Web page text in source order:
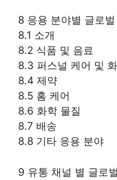
8 응용 분야별 글로
8.1 소개
8.2 식품 및 음료
8.3 퍼스널 케어 및
8.4 제약
8.5 홈 케어
8.6 화학 물질
8.7 배송
8.8 기타 응용 분야
9 유통 채널 별 글로